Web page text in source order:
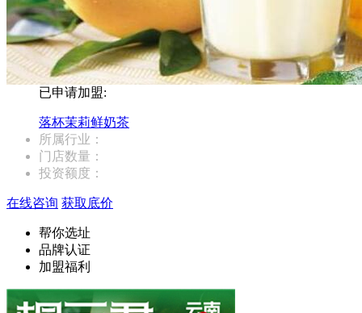
已申请加盟:
落杯茉莉鲜奶茶
所属行业：
门店数量：
投资额度：
在线咨询 获取底价
帮你选址
品牌认证
加盟福利